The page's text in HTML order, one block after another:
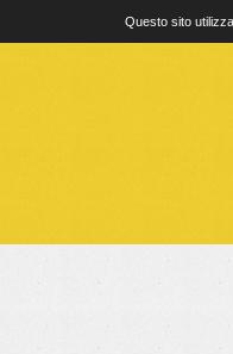
Questo sito